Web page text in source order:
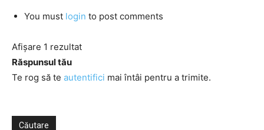
You must login to post comments
Afișare 1 rezultat
Răspunsul tău
Te rog să te autentifici mai întâi pentru a trimite.
Căutare